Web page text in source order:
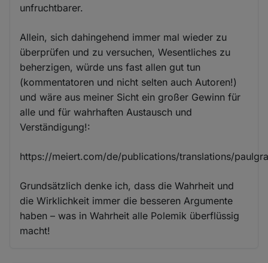
unfruchtbarer.
Allein, sich dahingehend immer mal wieder zu
überprüfen und zu versuchen, Wesentliches zu
beherzigen, würde uns fast allen gut tun
(kommentatoren und nicht selten auch Autoren!)
und wäre aus meiner Sicht ein großer Gewinn für
alle und für wahrhaften Austausch und
Verständigung!:
https://meiert.com/de/publications/translations/
Grundsätzlich denke ich, dass die Wahrheit und
die Wirklichkeit immer die besseren Argumente
haben – was in Wahrheit alle Polemik überflüssig
macht!